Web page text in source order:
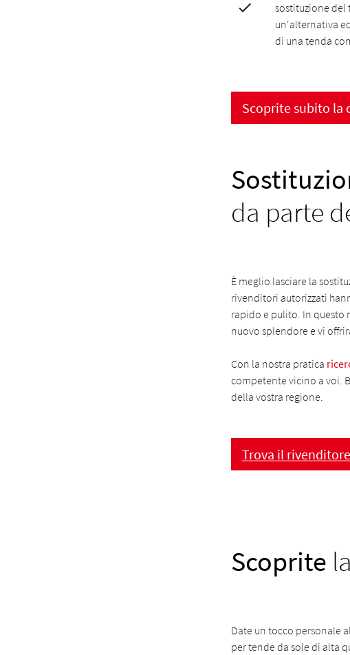
sostituzione del
un'alternativa
di una tenda
Scoprite subito la
da parte
È meglio lasciare la
rivenditori autorizzati
rapido e pulito. In questo
nuovo splendore e vi
Con la nostra pratica
competente vicino a voi.
della vostra regione.
Trova il
Scoprite la
Date un tocco personale
per tende da sole di alta